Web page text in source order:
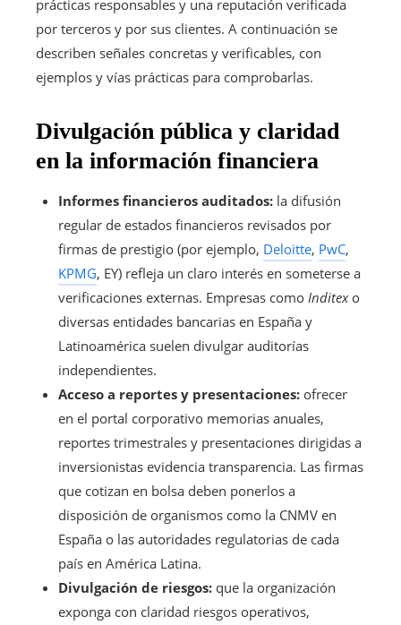
prácticas responsables y una reputación verificada
por terceros y por sus clientes. A continuación se
describen señales concretas y verificables, con
ejemplos y vías prácticas para comprobarlas.
Divulgación pública y claridad
en la información financiera
Informes financieros auditados: la difusión
regular de estados financieros revisados por
firmas de prestigio (por ejemplo, Deloitte, PwC,
KPMG, EY) refleja un claro interés en someterse a
verificaciones externas. Empresas como Inditexo
diversas entidades bancarias en España y
Latinoamérica suelen divulgar auditorías
independientes.
Acceso a reportes y presentaciones: ofrecer
en el portal corporativo memorias anuales,
reportes trimestrales y presentaciones dirigidas a
inversionistas evidencia transparencia. Las firmas
que cotizan en bolsa deben ponerlos a
disposición de organismos como la CNMV en
España o las autoridades regulatorias de cada
país en América Latina.
Divulgación de riesgos: que la organización
exponga con claridad riesgos operativos,